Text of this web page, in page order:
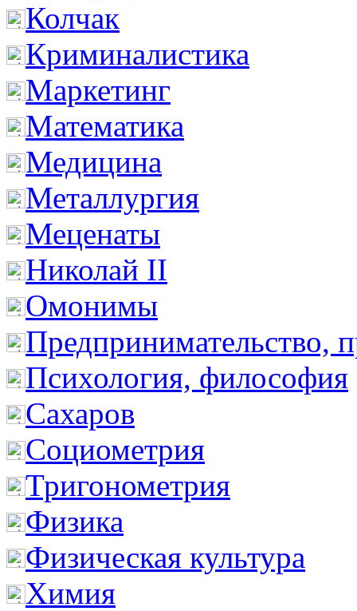
Колчак
Криминалистика
Маркетинг
Математика
Медицина
Металлургия
Меценаты
Николай II
Омонимы
Предпринимательство,
Психология, философия
Сахаров
Социометрия
Тригонометрия
Физика
Физическая культура
Химия